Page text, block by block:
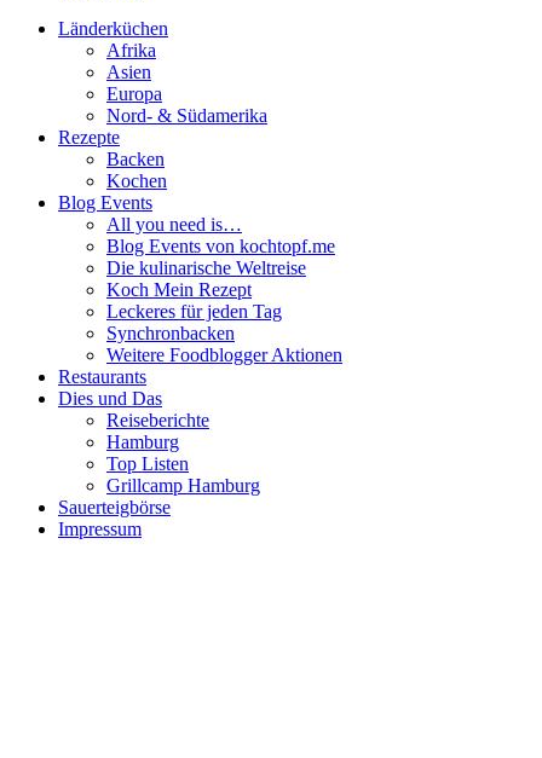
Länderküchen
Afrika
Asien
Europa
Nord- & Südamerika
Rezepte
Backen
Kochen
Blog Events
All you need is…
Blog Events von kochtopf.me
Die kulinarische Weltreise
Koch Mein Rezept
Leckeres für jeden Tag
Synchronbacken
Weitere Foodblogger Aktionen
Restaurants
Dies und Das
Reiseberichte
Hamburg
Top Listen
Grillcamp Hamburg
Sauerteigbörse
Impressum